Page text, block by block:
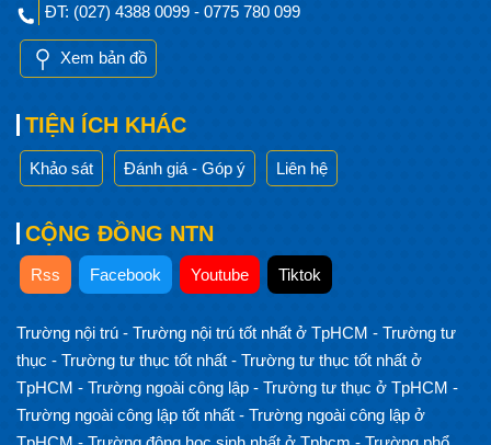
ĐT: (027) 4388 0099 - 0775 780 099
Xem bản đồ
TIỆN ÍCH KHÁC
Khảo sát Đánh giá - Góp ý Liên hệ
CỘNG ĐỒNG NTN
Rss Facebook Youtube Tiktok
Trường nội trú - Trường nội trú tốt nhất ở TpHCM - Trường tư
thục - Trường tư thục tốt nhất - Trường tư thục tốt nhất ở
TpHCM - Trường ngoài công lập - Trường tư thục ở TpHCM -
Trường ngoài công lập tốt nhất - Trường ngoài công lập ở